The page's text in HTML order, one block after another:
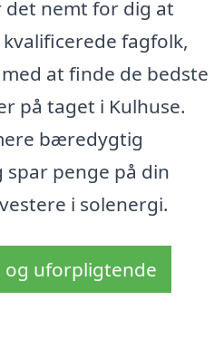
nemt for dig at
fagfolk,
at finde de bedste
på taget i Kulhuse.
bæredygtig
penge på din
i solenergi.
og uforpligtende